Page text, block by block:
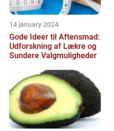
14 january 2024
Gode Ideer til Aftensmad:
Udforskning af Lækre og
Sundere Valgmuligheder